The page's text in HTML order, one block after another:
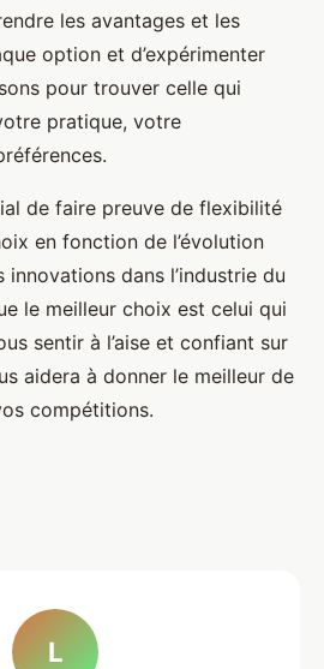
les avantages et les
option et d’expérimenter
pour trouver celle qui
pratique, votre
de faire preuve de flexibilité
en fonction de l’évolution
dans l’industrie du
le meilleur choix est celui qui
sentir à l’aise et confiant sur
aidera à donner le meilleur de
compétitions.
L